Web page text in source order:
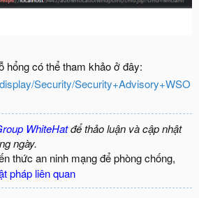
hổng có thể tham khảo ở đây:
Security/Security+Advisory+WSO
WhiteHatđể thảo luận và cập nhật
ngày.
thức an ninh mạng để phòng chống,
pháp liên quan